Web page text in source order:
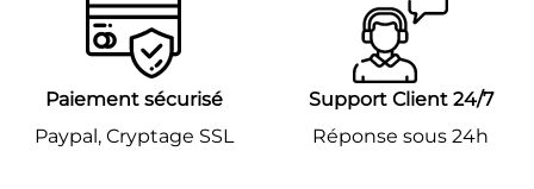
Paiement sécurisé
Paypal, Cryptage SSL
Support Client 24/7
Réponse sous 24h